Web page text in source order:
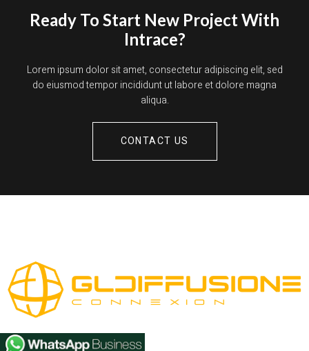
Ready To Start New Project With
Intrace?
Lorem ipsum dolor sit amet, consectetur adipiscing elit, sed
do eiusmod tempor incididunt ut labore et dolore magna
aliqua.
CONTACT US